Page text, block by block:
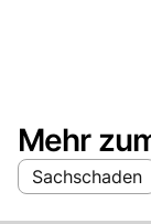
Mehr
Sachschaden